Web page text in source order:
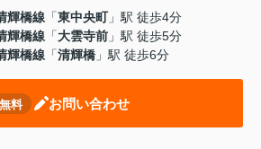
輝橋線 「東中央町」駅 徒歩4分
輝橋線 「大雲寺前 」駅 徒歩5分
輝橋線 「清輝橋 」駅 徒歩6分
無料 お問い合わせ